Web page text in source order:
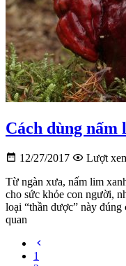
Cách dùng nấm
12/27/2017
Lượt
Từ ngàn xưa, nấm lim
cho sức khỏe con người,
loại “thần dược” này
quan
1